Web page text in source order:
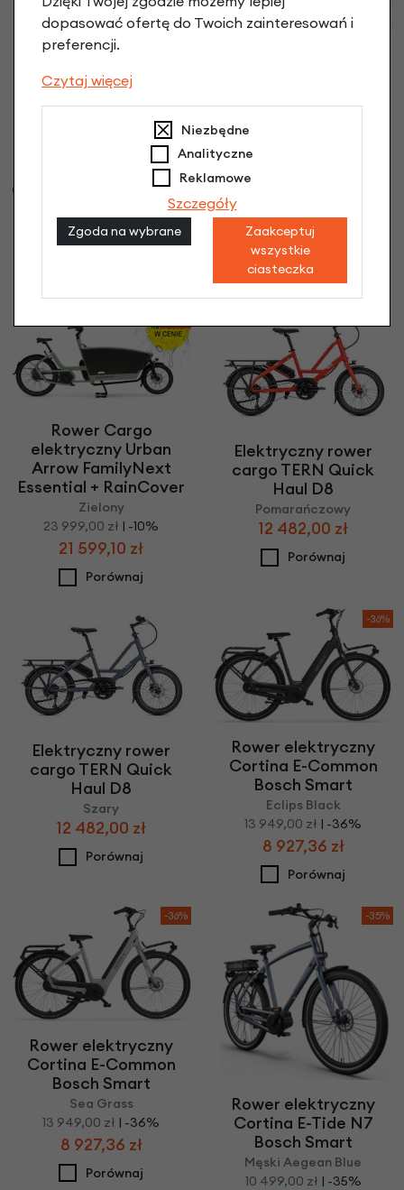
Rower elektryczny
Gazelle Paris C7 Bosch
Męski Graphite Blue Mat
11 099,00 zł
elektryczny Urban
Arrow FamilyNext
Essential + RainCover
23 999,00 zł
Porównaj
Rower Cargo
elektryczny Urban
Arrow FamilyNext
Essential + RainCover
Zielony
23 999,00 zł | -10%
21 599,10 zł
Porównaj
Elektryczny rower
cargo TERN Quick
Haul D8
Pomarańczowy
12 482,00 zł
Porównaj
Elektryczny rower
cargo TERN Quick
Haul D8
Szary
12 482,00 zł
Porównaj
-36%
Rower elektryczny
Cortina E-Common
Bosch Smart
Eclips Black
13 949,00 zł | -36%
8 927,36 zł
Porównaj
-36%
Rower elektryczny
Cortina E-Common
Bosch Smart
Sea Grass
13 949,00 zł | -36%
8 927,36 zł
Porównaj
-35%
Rower elektryczny
Cortina E-Tide N7
Bosch Smart
Męski Aegean Blue
10 499,00 zł | -35%
dopasować ofertę do Twoich zainteresowań i
preferencji.
Czytaj więcej
Niezbędne
Analityczne
Reklamowe
Szczegóły
Zgoda na wybrane
Zaakceptuj
wszystkie
ciasteczka